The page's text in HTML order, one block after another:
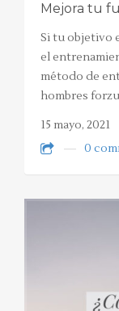
Mejora tu
Si tu objetivo
el
método de
hombres
15 mayo, 2021
0